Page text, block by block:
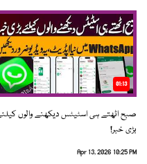
01:13
صبح اٹھتے ہی اسٹیٹس دیکھنے والوں
بڑی خبر!
Apr 13, 2026 10:25 PM